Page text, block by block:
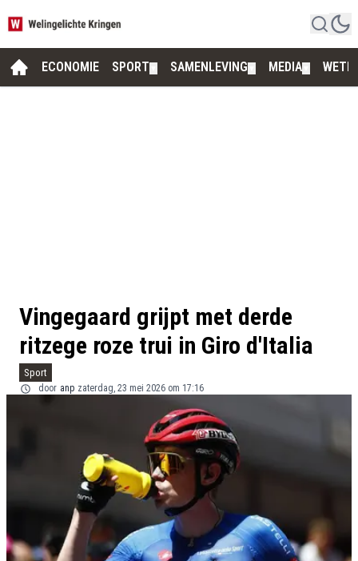
ECONOMIE SPORT SAMENLEVING MEDIA
Vingegaard grijpt met derde
ritzege roze trui in Giro d'Italia
Sport
door anp zaterdag, 23 mei 2026 om 17:16